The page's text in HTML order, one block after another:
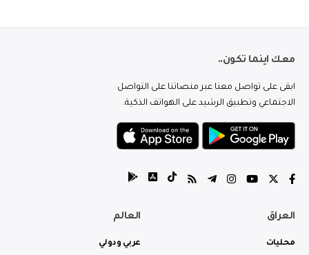
معك اينما تكون..
ابقى على تواصل معنا عبر منصاتنا على التواصل
الاجتماعي وتطبيق الرشيد على الهواتف الذكية.
العراق
محليات
العالم
عربي ودولي